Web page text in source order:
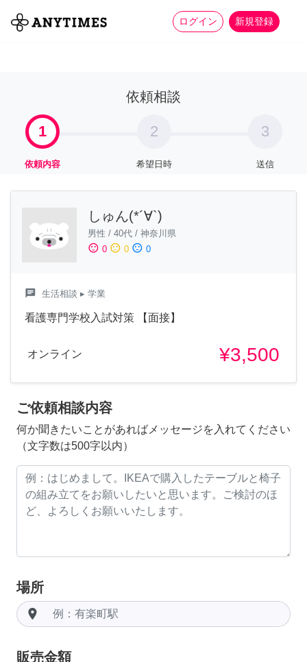
ログイン 新規登録
全て 家事 more_horiz
依頼相談
1
依頼内容
2
希望日時
3
送信
しゅん(*´∀`)
男性 / 40代 / 神奈川県
sentiment_satisfied 0 sentiment_neutral 0 sentiment_dissatisfied 0
chat 生活相談 ▸ 学業
看護専門学校入試対策 【面接】
オンライン ¥3,500
ご依頼相談内容
何か聞きたいことがあればメッセージを入れてください
（文字数は500字以内）
場所
room
販売金額